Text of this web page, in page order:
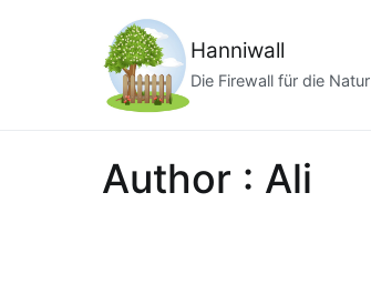
Hanniwall
Die Firewall für die Natur
Author : Ali